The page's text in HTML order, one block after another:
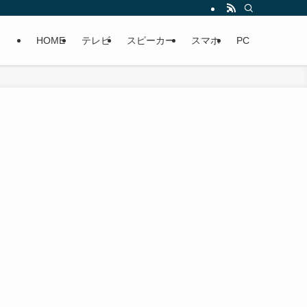
HOME テレビ スピーカー スマホ PC